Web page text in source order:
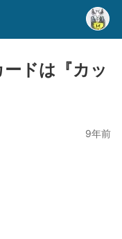
ドは『カッ
9年前